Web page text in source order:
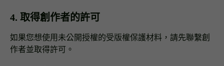
4. 取得創作者的許可
如果您想使用未公開授權的受版權保護材料，請先聯繫創
作者並取得許可。